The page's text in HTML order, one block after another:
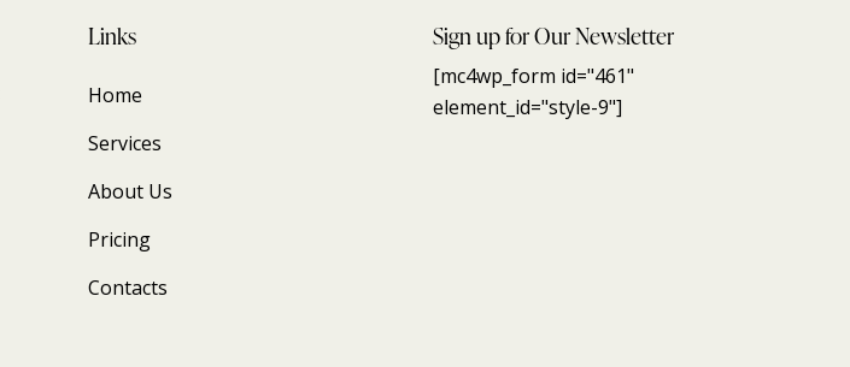
Links
Home
Services
About Us
Pricing
Contacts
Sign up for Our Newsletter
[mc4wp_form id="461"
element_id="style-9"]